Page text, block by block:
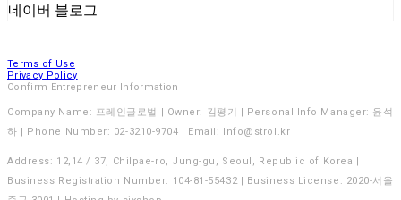
네이버 블로그
Terms of Use
Privacy Policy
Confirm Entrepreneur Information
Company Name: 프레인글로벌 | Owner: 김평기 | Personal Info Manager: 윤석
하 | Phone Number: 02-3210-9704 | Email: Info@strol.kr
Address: 12,14 / 37, Chilpae-ro, Jung-gu, Seoul, Republic of Korea |
Business Registration Number: 104-81-55432| Business License: 2020-서울